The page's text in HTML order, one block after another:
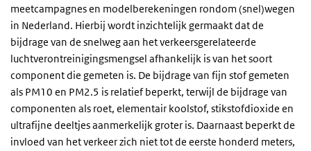
meetcampagnes en modelberekeningen rondom (snel)wegen
in Nederland. Hierbij wordt inzichtelijk germaakt dat de
bijdrage van de snelweg aan het verkeersgerelateerde
luchtverontreinigingsmengsel afhankelijk is van het soort
component die gemeten is. De bijdrage van fijn stof gemeten
als PM10 en PM2.5 is relatief beperkt, terwijl de bijdrage van
componenten als roet, elementair koolstof, stikstofdioxide en
ultrafijne deeltjes aanmerkelijk groter is. Daarnaast beperkt de
invloed van het verkeer zich niet tot de eerste honderd meters,